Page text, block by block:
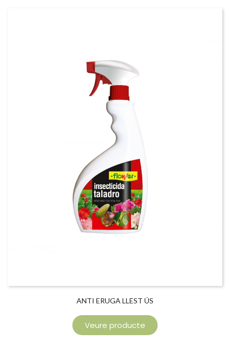
ANTI ERUGA LLEST ÚS
Veure producte